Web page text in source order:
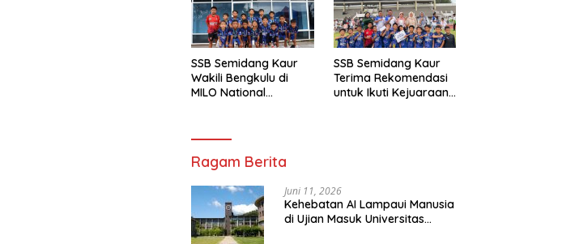
SSB Semidang Kaur
Wakili Bengkulu di
MILO National
SSB Semidang Kaur
Terima Rekomendasi
untuk Ikuti Kejuaraan
Ragam Berita
Juni 11, 2026
Kehebatan AI Lampaui Manusia
di Ujian Masuk Universitas